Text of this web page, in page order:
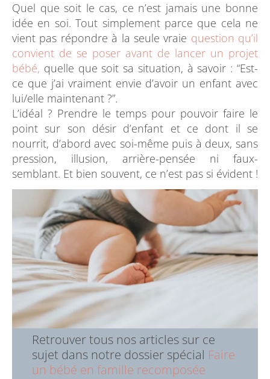
Quel que soit le cas, ce n’est jamais une bonne
idée en soi. Tout simplement parce que cela ne
vient pas répondre à la seule vraie question qu’il
convient de se poser avant de lancer un projet
bébé, quelle que soit sa situation, à savoir : “Est-
ce que j’ai vraiment envie d’avoir un enfant avec
lui/elle maintenant ?”.
L’idéal ? Prendre le temps pour pouvoir faire le
point sur son désir d’enfant et ce dont il se
nourrit, d’abord avec soi-même puis à deux, sans
pression, illusion, arrière-pensée ni faux-
semblant. Et bien souvent, ce n’est pas si évident !
Retrouver tous nos articles sur ce
sujet dans notre dossier spécial Faire
un bébé en famille recomposée